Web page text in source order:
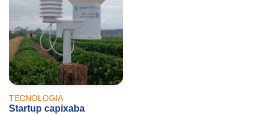
TECNOLOGIA
Startup capixaba